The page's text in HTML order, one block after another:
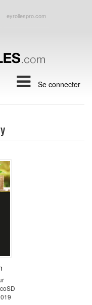
eyrollespro.com
Se connecter